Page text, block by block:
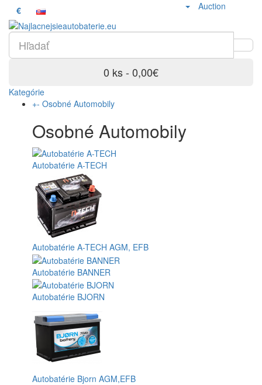
€ Auction
0 ks - 0,00€
Kategórie
+- Osobné Automobily
Osobné Automobily
Autobatérie A-TECH
Autobatérie A-TECH AGM, EFB
Autobatérie BANNER
Autobatérie BJORN
Autobatérie Bjorn AGM,EFB